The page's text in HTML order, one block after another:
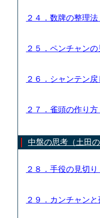
２４．数牌の整理
２５．ペンチャン
２６．シャンテン
２７．雀頭の作り
中盤の思考（土田の
２８．手役の見切
２９．カンチャン